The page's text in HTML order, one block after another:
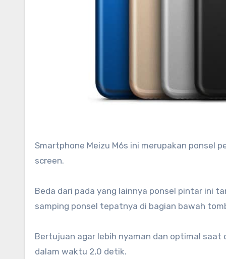
Smartphone Meizu M6s ini merupakan ponsel
screen.
Beda dari pada yang lainnya ponsel pintar ini
samping ponsel tepatnya di bagian bawah
Bertujuan agar lebih nyaman dan optimal
dalam waktu 2,0 detik.